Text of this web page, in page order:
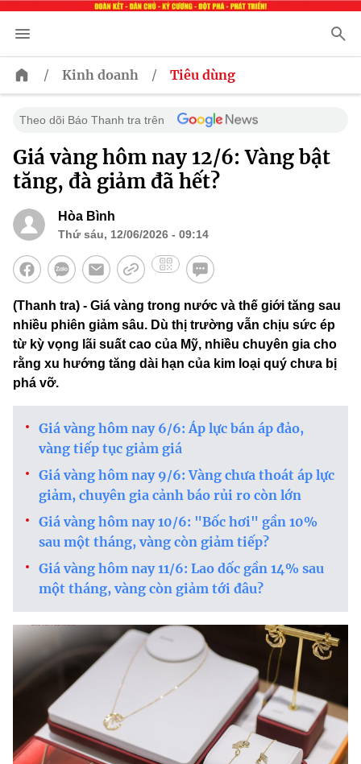
/ Kinh doanh / Tiêu dùng
Theo dõi Báo Thanh tra trên
Giá vàng hôm nay 12/6: Vàng bật
tăng, đà giảm đã hết?
Hòa Bình
Thứ sáu, 12/06/2026 - 09:14
(Thanh tra) - Giá vàng trong nước và thế giới tăng sau
nhiều phiên giảm sâu. Dù thị trường vẫn chịu sức ép
từ kỳ vọng lãi suất cao của Mỹ, nhiều chuyên gia cho
rằng xu hướng tăng dài hạn của kim loại quý chưa bị
phá vỡ.
Giá vàng hôm nay 6/6: Áp lực bán áp đảo,
vàng tiếp tục giảm giá
Giá vàng hôm nay 9/6: Vàng chưa thoát áp lực
giảm, chuyên gia cảnh báo rủi ro còn lớn
Giá vàng hôm nay 10/6: "Bốc hơi" gần 10%
sau một tháng, vàng còn giảm tiếp?
Giá vàng hôm nay 11/6: Lao dốc gần 14% sau
một tháng, vàng còn giảm tới đâu?